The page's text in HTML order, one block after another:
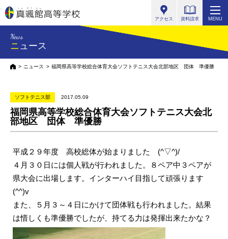
アクセス 資料請求 MENU
News
ニュース
HOMEニュース 福岡県高等学校総合体育大会ソフトテニス大会北部地区 団体 準優勝
ソフトテニス部 2017.05.09
福岡県高等学校総合体育大会ソフトテニス大会北
部地区 団体 準優勝
平成２９年度 高校総体が始まりました (^▽^)/
４月３０日には個人戦が行われました。８ペア中３ペアが
県大会に出場します。インターハイ目指して頑張ります
(^^)v
また、５月３～４日にかけて団体戦も行われました。結果
は惜しくも準優勝でしたが、持てる力は発揮出来たかな？